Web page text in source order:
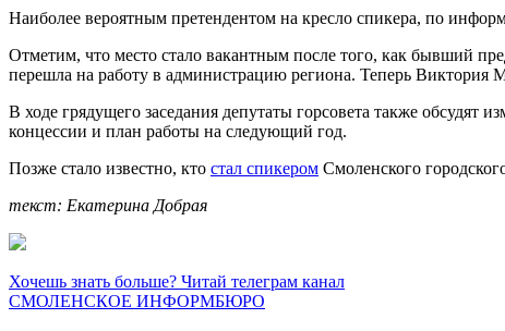
Наиболее вероятным претендентом на кресло спикера, по
Отметим, что место стало вакантным после того, как бывший
перешла на работу в администрацию региона. Теперь Виктория
В ходе грядущего заседания депутаты горсовета также
концессии и план работы на следующий год.
Позже стало известно, кто стал спикером Смоленского
текст: Екатерина Добрая
Хочешь знать больше? Читай телеграм канал
СМОЛЕНСКОЕ ИНФОРМБЮРО